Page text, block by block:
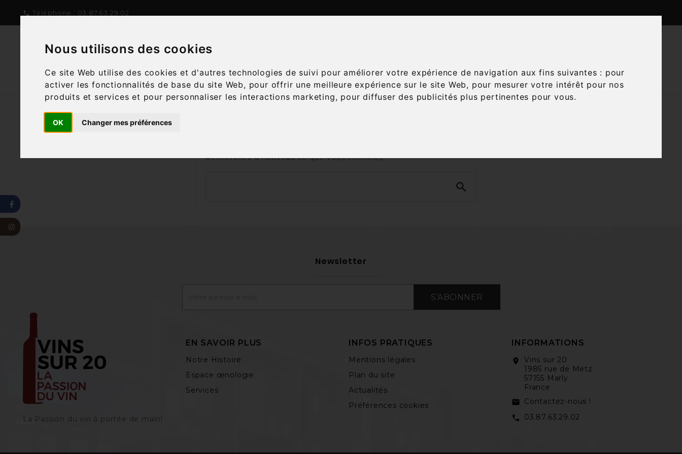
Nous utilisons des cookies
Ce site Web utilise des cookies et d'autres technologies de suivi pour améliorer votre expérience de navigation aux fins suivantes : pour
activer les fonctionnalités de base du site Web, pour offrir une meilleure expérience sur le site Web, pour mesurer votre intérêt pour nos
produits et services et pour personnaliser les interactions marketing, pour diffuser des publicités plus pertinentes pour vous.
OK Changer mes préférences
 Téléphone : 03.87.63.29.02
Recherchez à nouveau ce que vous cherchez

Newsletter
S’ABONNER
La Passion du vin à portée de main‎!
EN SAVOIR PLUS
Notre Histoire
Espace œnologie
Services
INFOS PRATIQUES
Mentions légales
Plan du site
Actualités
Préférences cookies
INFORMATIONS
location_on
Vins sur 20
1985 rue de Metz
57155 Marly
France
email Contactez-nous !
call 03.87.63.29.02